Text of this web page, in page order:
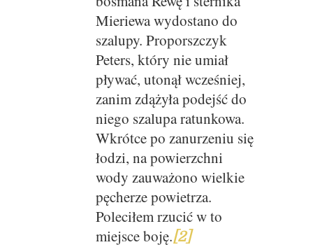
Mieriewa wydostano do
szalupy. Proporszczyk
Peters, który nie umiał
pływać, utonął wcześniej,
zanim zdążyła podejść do
niego szalupa ratunkowa.
Wkrótce po zanurzeniu się
łodzi, na powierzchni
wody zauważono wielkie
pęcherze powietrza.
Poleciłem rzucić w to
miejsce boję.[2]